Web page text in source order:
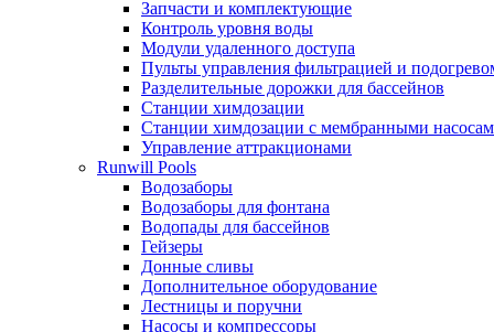
Запчасти и комплектующие
Контроль уровня воды
Модули удаленного доступа
Пульты управления фильтрацией и
Разделительные дорожки для бассейнов
Станции химдозации
Станции химдозации с мембранными
Управление аттракционами
Runwill Pools
Водозаборы
Водозаборы для фонтана
Водопады для бассейнов
Гейзеры
Донные сливы
Дополнительное оборудование
Лестницы и поручни
Насосы и компрессоры